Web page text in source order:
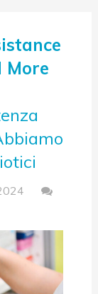
More